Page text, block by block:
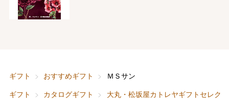
ギフト おすすめギフト
ＭＳサン
ギフト
カタログギフト
大丸・松坂屋カトレヤギフトセレク